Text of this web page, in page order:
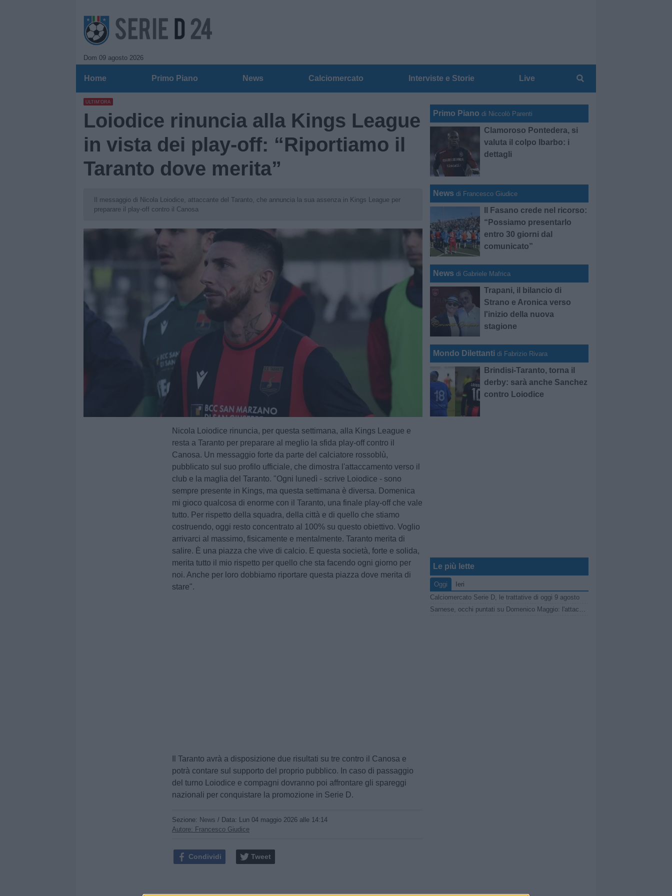
Dom 09 agosto 2026
Home Primo Piano News Calciomercato Interviste e Storie Live
ULTIM'ORA
Loiodice rinuncia alla Kings League
in vista dei play-off: “Riportiamo il
Taranto dove merita”
Il messaggio di Nicola Loiodice, attaccante del Taranto, che annuncia la sua assenza in Kings League per
preparare il play-off contro il Canosa
Nicola Loiodice rinuncia, per questa settimana, alla Kings League e
resta a Taranto per preparare al meglio la sfida play-off contro il
Canosa. Un messaggio forte da parte del calciatore rossoblù,
pubblicato sul suo profilo ufficiale, che dimostra l'attaccamento verso il
club e la maglia del Taranto. "Ogni lunedì - scrive Loiodice - sono
sempre presente in Kings, ma questa settimana è diversa. Domenica
mi gioco qualcosa di enorme con il Taranto, una finale play-off che vale
tutto. Per rispetto della squadra, della città e di quello che stiamo
costruendo, oggi resto concentrato al 100% su questo obiettivo. Voglio
arrivarci al massimo, fisicamente e mentalmente. Taranto merita di
salire. È una piazza che vive di calcio. E questa società, forte e solida,
merita tutto il mio rispetto per quello che sta facendo ogni giorno per
noi. Anche per loro dobbiamo riportare questa piazza dove merita di
stare".
Il Taranto avrà a disposizione due risultati su tre contro il Canosa e
potrà contare sul supporto del proprio pubblico. In caso di passaggio
del turno Loiodice e compagni dovranno poi affrontare gli spareggi
nazionali per conquistare la promozione in Serie D.
Sezione: News / Data: Lun 04 maggio 2026 alle 14:14
Autore: Francesco Giudice
Condividi Tweet
Primo Piano di Niccolò Parenti
Clamoroso Pontedera, si
valuta il colpo Ibarbo: i
dettagli
News di Francesco Giudice
Il Fasano crede nel ricorso:
“Possiamo presentarlo
entro 30 giorni dal
comunicato”
News di Gabriele Mafrica
Trapani, il bilancio di
Strano e Aronica verso
l'inizio della nuova
stagione
Mondo Dilettanti di Fabrizio Rivara
Brindisi-Taranto, torna il
derby: sarà anche Sanchez
contro Loiodice
Le più lette
Oggi
Ieri
Calciomercato Serie D, le trattative di oggi 9 agosto
Sarnese, occhi puntati su Domenico Maggio: l'attaccante della Scafatese nel mirino dei granata